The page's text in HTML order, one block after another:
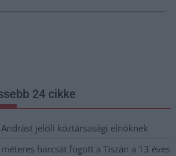
24 cikke
jelöli köztársasági elnöknek
harcsát fogott a Tiszán a 13 éves